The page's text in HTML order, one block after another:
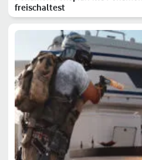
freischaltest